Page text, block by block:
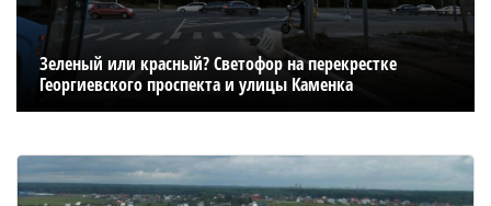
Зеленый или красный? Светофор на перекрестке
Георгиевского проспекта и улицы Каменка